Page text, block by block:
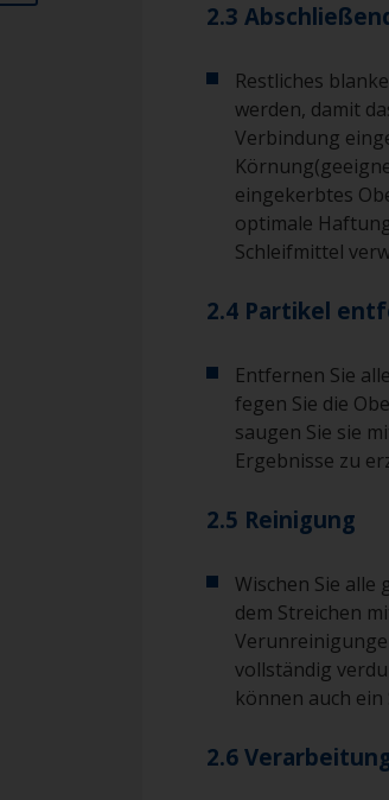
2.3
Restliches
werden, damit
Verbindung
eingekerbtes
optimale
Schleifmittel
2.4 Partikel
Entfernen Sie
fegen Sie die
saugen Sie sie
Ergebnisse zu
2.5 Reinigung
Wischen Sie
dem Streichen
vollständig
können auch
2.6